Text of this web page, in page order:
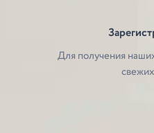
Для получения